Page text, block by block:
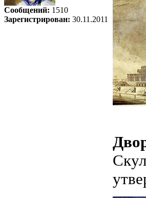
Сообщений: 1510
Зарегистрирован: 30.11.2011